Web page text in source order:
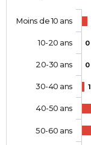
0
0
1
Moins de 10 ans
10-20 ans
20-30 ans
30-40 ans
40-50 ans
50-60 ans